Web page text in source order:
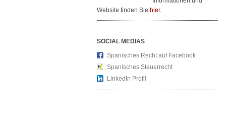
Website finden Sie hier.
SOCIAL MEDIAS
Spanisches Recht auf Facebook
Spanisches Steuerrecht
LinkedIn Profil